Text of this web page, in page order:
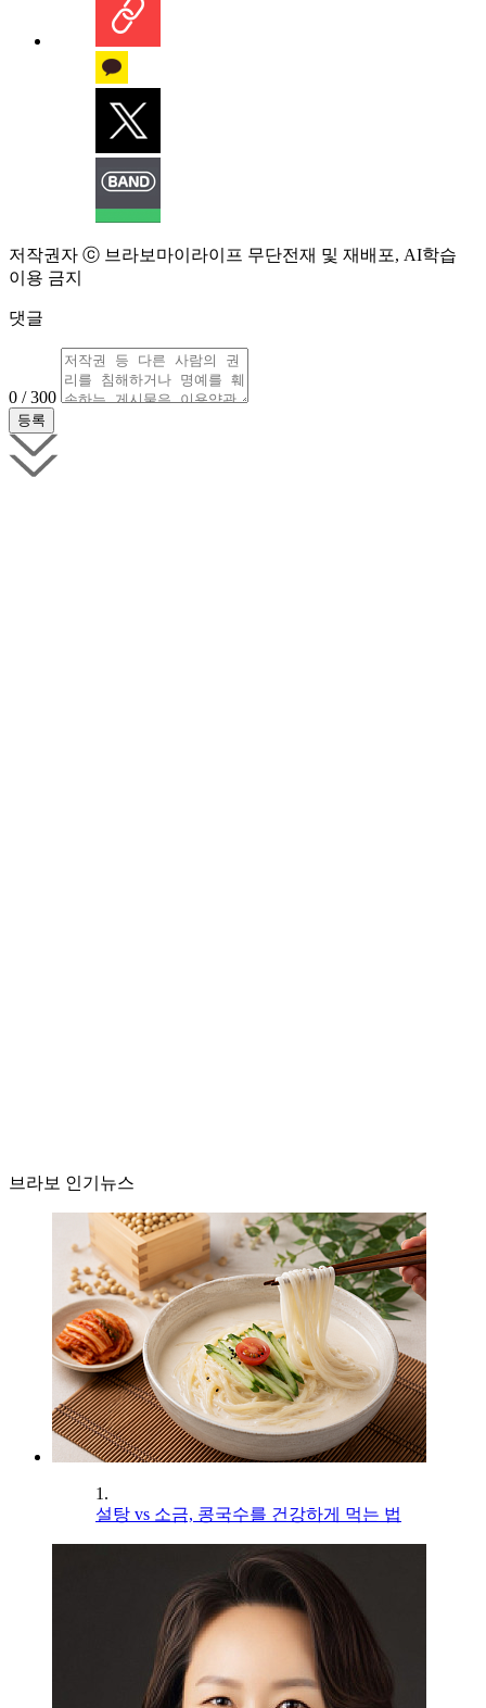
저작권자 ⓒ 브라보마이라이프 무단전재 및 재배포, AI학습
이용 금지
댓글
0 / 300
브라보 인기뉴스
1.
설탕 vs 소금, 콩국수를 건강하게 먹는 법